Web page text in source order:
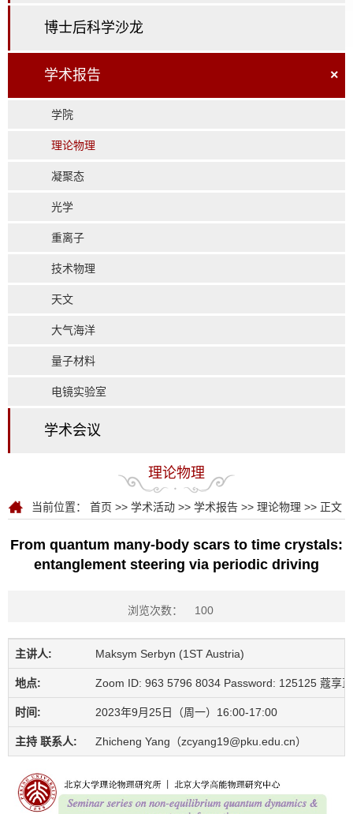
博士后科学沙龙
学术报告 ×
学院
理论物理
凝聚态
光学
重离子
技术物理
天文
大气海洋
量子材料
电镜实验室
学术会议
理论物理
当前位置： 首页 >> 学术活动 >> 学术报告 >> 理论物理 >> 正文
From quantum many-body scars to time crystals:
entanglement steering via periodic driving
浏览次数： 100
主讲人: Maksym Serbyn (1ST Austria)
地点: Zoom ID: 963 5796 8034 Password: 125125 蔻享
时间: 2023年9月25日（周一）16:00-17:00
主持 联系人: Zhicheng Yang（zcyang19@pku.edu.cn）